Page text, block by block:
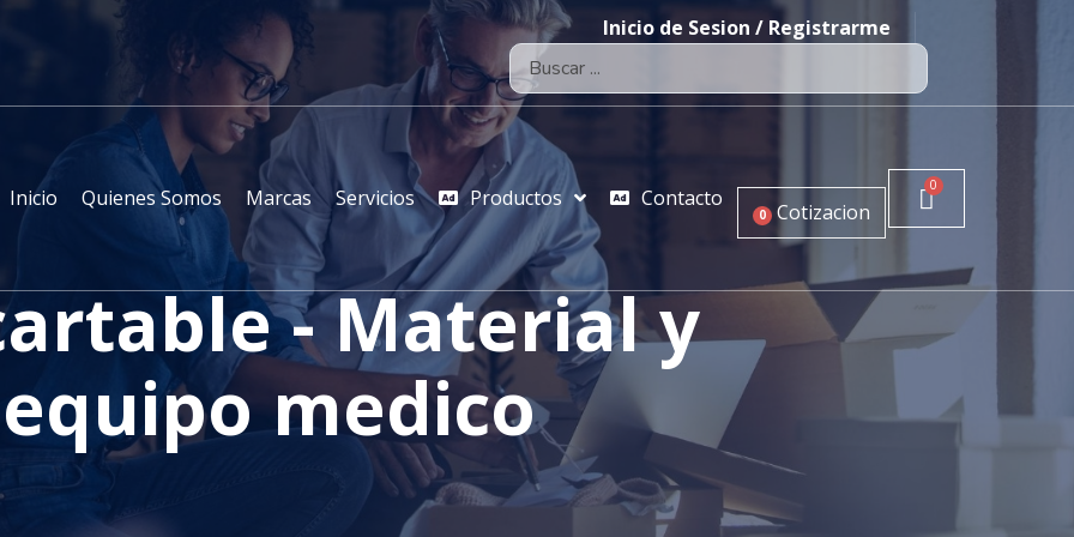
Inicio de Sesion / Registrarme
Inicio Quienes Somos Marcas Servicios Productos Contacto
0 Cotizacion
- Material y
equipo medico